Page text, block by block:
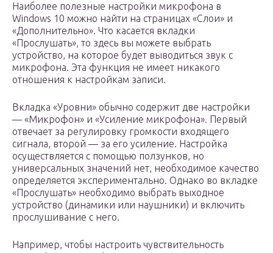
Наиболее полезные настройки микрофона в
Windows 10 можно найти на страницах «Слои» и
«Дополнительно». Что касается вкладки
«Прослушать», то здесь вы можете выбрать
устройство, на которое будет выводиться звук с
микрофона. Эта функция не имеет никакого
отношения к настройкам записи.
Вкладка «Уровни» обычно содержит две настройки
— «Микрофон» и «Усиление микрофона». Первый
отвечает за регулировку громкости входящего
сигнала, второй — за его усиление. Настройка
осуществляется с помощью ползунков, но
универсальных значений нет, необходимое качество
определяется экспериментально. Однако во вкладке
«Прослушать» необходимо выбрать выходное
устройство (динамики или наушники) и включить
прослушивание с него.
Например, чтобы настроить чувствительность